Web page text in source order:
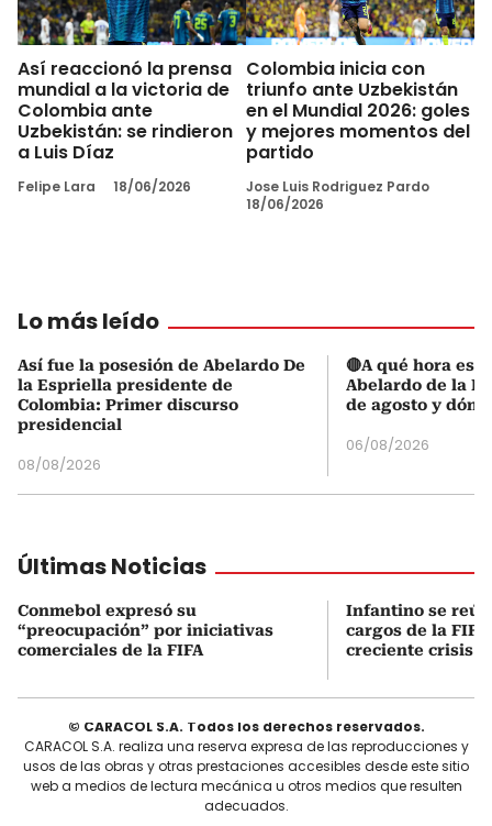
Así reaccionó la prensa
mundial a la victoria de
Colombia ante
Uzbekistán: se rindieron
a Luis Díaz
Felipe Lara 18/06/2026
Colombia inicia con
triunfo ante Uzbekistán
en el Mundial 2026: goles
y mejores momentos del
partido
Jose Luis Rodriguez Pardo
18/06/2026
Lo más leído
Así fue la posesión de Abelardo De
la Espriella presidente de
Colombia: Primer discurso
presidencial
08/08/2026
🔴A qué hora es
Abelardo de la
de agosto y
06/08/2026
Últimas Noticias
Conmebol expresó su
“preocupación” por iniciativas
comerciales de la FIFA
Infantino se
cargos de la
creciente crisis
© CARACOL S.A. Todos los derechos reservados.
CARACOL S.A. realiza una reserva expresa de las reproducciones y
usos de las obras y otras prestaciones accesibles desde este sitio
web a medios de lectura mecánica u otros medios que resulten
adecuados.